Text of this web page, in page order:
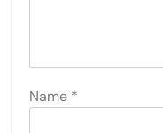
Name *